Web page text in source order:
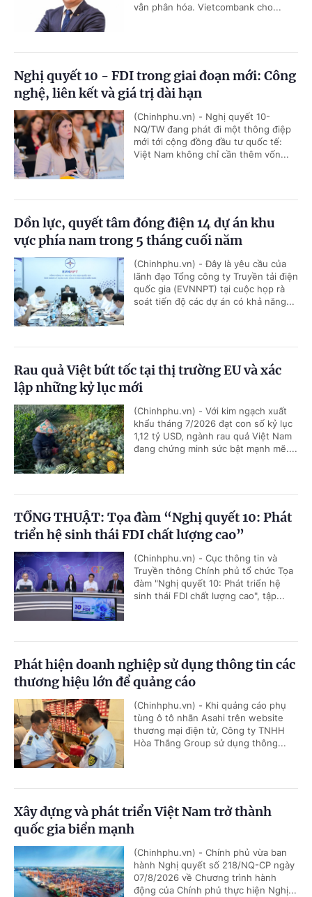
vẫn phân hóa. Vietcombank cho...
Nghị quyết 10 - FDI trong giai đoạn mới: Công
nghệ, liên kết và giá trị dài hạn
(Chinhphu.vn) - Nghị quyết 10-
NQ/TW đang phát đi một thông điệp
mới tới cộng đồng đầu tư quốc tế:
Việt Nam không chỉ cần thêm vốn...
Dồn lực, quyết tâm đóng điện 14 dự án khu
vực phía nam trong 5 tháng cuối năm
(Chinhphu.vn) - Đây là yêu cầu của
lãnh đạo Tổng công ty Truyền tải điện
quốc gia (EVNNPT) tại cuộc họp rà
soát tiến độ các dự án có khả năng...
Rau quả Việt bứt tốc tại thị trường EU và xác
lập những kỷ lục mới
(Chinhphu.vn) - Với kim ngạch xuất
khẩu tháng 7/2026 đạt con số kỷ lục
1,12 tỷ USD, ngành rau quả Việt Nam
đang chứng minh sức bật mạnh mẽ....
TỔNG THUẬT: Tọa đàm “Nghị quyết 10: Phát
triển hệ sinh thái FDI chất lượng cao”
(Chinhphu.vn) - Cục thông tin và
Truyền thông Chính phủ tổ chức Tọa
đàm "Nghị quyết 10: Phát triển hệ
sinh thái FDI chất lượng cao", tập...
Phát hiện doanh nghiệp sử dụng thông tin các
thương hiệu lớn để quảng cáo
(Chinhphu.vn) - Khi quảng cáo phụ
tùng ô tô nhãn Asahi trên website
thương mại điện tử, Công ty TNHH
Hòa Thắng Group sử dụng thông...
Xây dựng và phát triển Việt Nam trở thành
quốc gia biển mạnh
(Chinhphu.vn) - Chính phủ vừa ban
hành Nghị quyết số 218/NQ-CP ngày
07/8/2026 về Chương trình hành
động của Chính phủ thực hiện Nghị...